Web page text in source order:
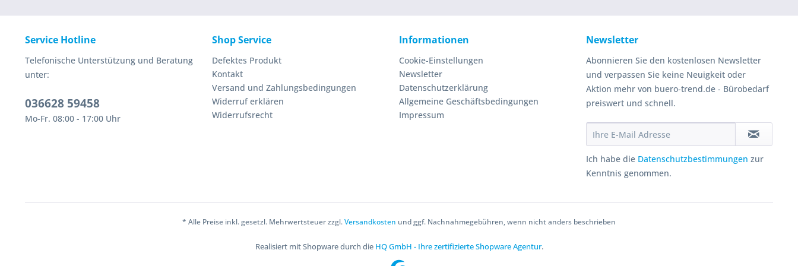
Service Hotline
Telefonische Unterstützung und Beratung
unter:
036628 59458
Mo-Fr. 08:00 - 17:00 Uhr
Shop Service
Defektes Produkt
Kontakt
Versand und Zahlungsbedingungen
Widerruf erklären
Widerrufsrecht
Informationen
Cookie-Einstellungen
Newsletter
Datenschutzerklärung
Allgemeine Geschäftsbedingungen
Impressum
Newsletter
Abonnieren Sie den kostenlosen Newsletter
und verpassen Sie keine Neuigkeit oder
Aktion mehr von buero-trend.de - Bürobedarf
preiswert und schnell.
Ich habe die Datenschutzbestimmungen zur
Kenntnis genommen.
* Alle Preise inkl. gesetzl. Mehrwertsteuer zzgl.Versandkosten und ggf. Nachnahmegebühren, wenn nicht anders beschrieben
Realisiert mit Shopware durch die HQ GmbH - Ihre zertifizierte Shopware Agentur.